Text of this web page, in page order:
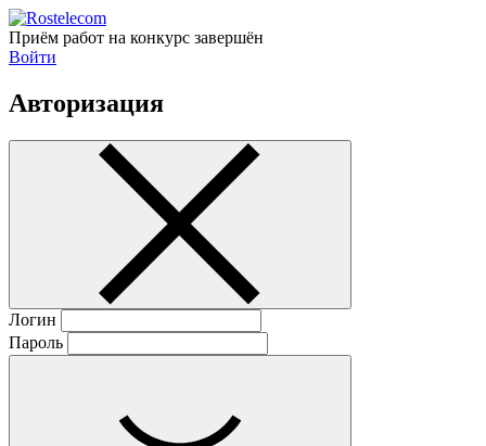
Приём работ на конкурс завершён
Войти
Авторизация
Логин
Пароль